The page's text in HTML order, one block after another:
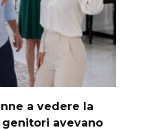
a vedere la
avevano